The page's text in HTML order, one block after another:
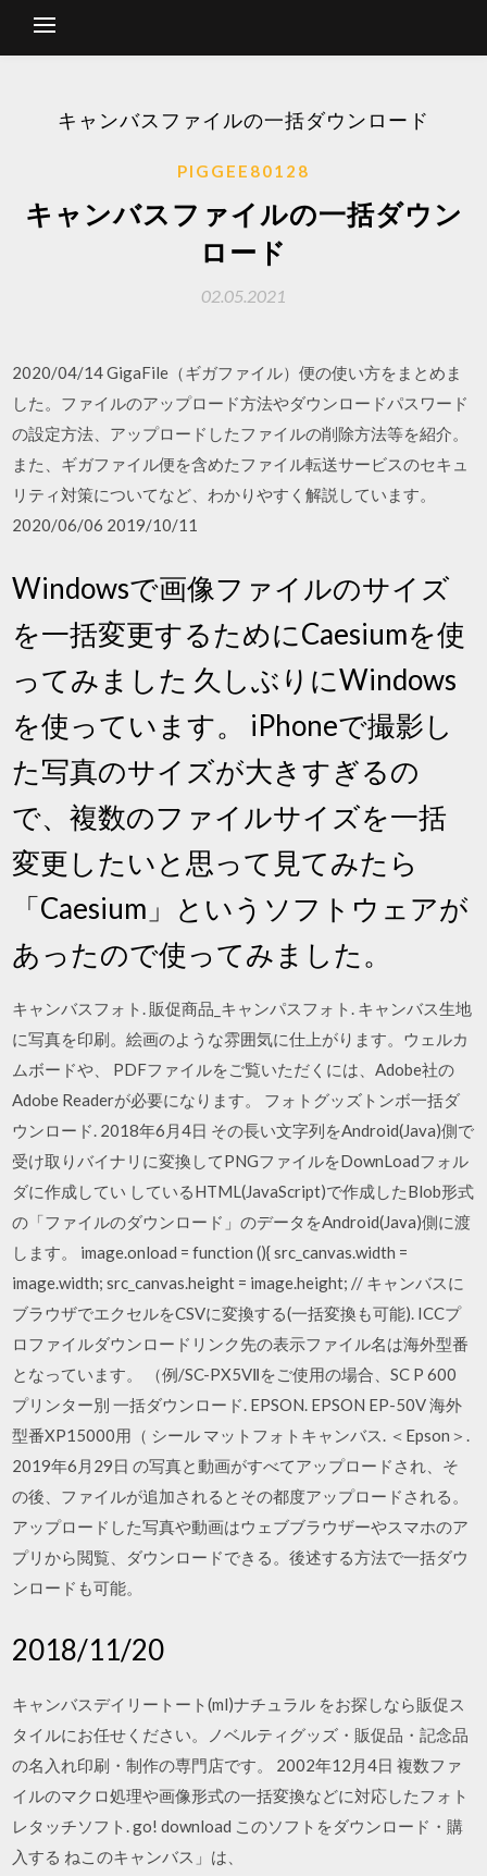
キャンバスファイルの一括ダウンロード
PIGGEE80128
キャンバスファイルの一括ダウン
ロード
02.05.2021
2020/04/14 GigaFile（ギガファイル）便の使い方をまとめま
した。ファイルのアップロード方法やダウンロードパスワード
の設定方法、アップロードしたファイルの削除方法等を紹介。
また、ギガファイル便を含めたファイル転送サービスのセキュ
リティ対策についてなど、わかりやすく解説しています。
2020/06/06 2019/10/11
Windowsで画像ファイルのサイズ
を一括変更するためにCaesiumを使
ってみました 久しぶりにWindows
を使っています。 iPhoneで撮影し
た写真のサイズが大きすぎるの
で、複数のファイルサイズを一括
変更したいと思って見てみたら
「Caesium」というソフトウェアが
あったので使ってみました。
キャンバスフォト. 販促商品_キャンパスフォト. キャンバス生地
に写真を印刷。絵画のような雰囲気に仕上がります。ウェルカ
ムボードや、 PDFファイルをご覧いただくには、Adobe社の
Adobe Readerが必要になります。 フォトグッズトンボ一括ダ
ウンロード. 2018年6月4日 その長い文字列をAndroid(Java)側で
受け取りバイナリに変換してPNGファイルをDownLoadフォル
ダに作成してい しているHTML(JavaScript)で作成したBlob形式
の「ファイルのダウンロード」のデータをAndroid(Java)側に渡
します。 image.onload = function (){ src_canvas.width =
image.width; src_canvas.height = image.height; // キャンバスに
ブラウザでエクセルをCSVに変換する(一括変換も可能). ICCプ
ロファイルダウンロードリンク先の表示ファイル名は海外型番
となっています。 （例/SC-PX5VⅡをご使用の場合、SC P 600
プリンター別 一括ダウンロード. EPSON. EPSON EP-50V 海外
型番XP15000用（ シール マットフォトキャンバス. ＜Epson＞.
2019年6月29日 の写真と動画がすべてアップロードされ、そ
の後、ファイルが追加されるとその都度アップロードされる。
アップロードした写真や動画はウェブブラウザーやスマホのア
プリから閲覧、ダウンロードできる。後述する方法で一括ダウ
ンロードも可能。
2018/11/20
キャンバスデイリートート(ml)ナチュラル をお探しなら販促ス
タイルにお任せください。ノベルティグッズ・販促品・記念品
の名入れ印刷・制作の専門店です。 2002年12月4日 複数ファ
イルのマクロ処理や画像形式の一括変換などに対応したフォト
レタッチソフト. go! download このソフトをダウンロード・購
入する ねこのキャンバス」は、